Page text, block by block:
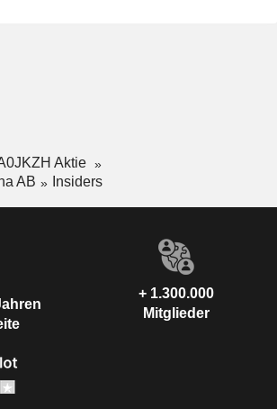
Aktie
AB
Insiders
+ 1.300.000
Mitglieder